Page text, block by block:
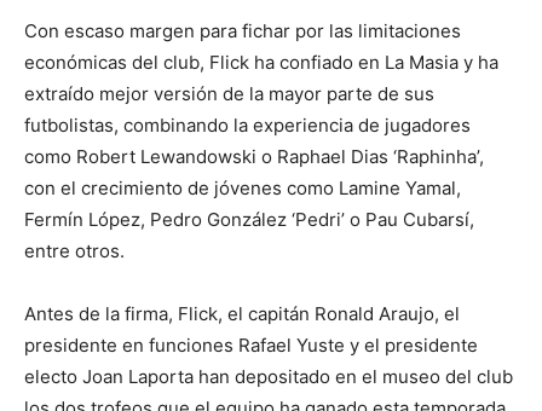
Con escaso margen para fichar por las limitaciones
económicas del club, Flick ha confiado en La Masia y ha
extraído mejor versión de la mayor parte de sus
futbolistas, combinando la experiencia de jugadores
como Robert Lewandowski o Raphael Dias ‘Raphinha’,
con el crecimiento de jóvenes como Lamine Yamal,
Fermín López, Pedro González ‘Pedri’ o Pau Cubarsí,
entre otros.
Antes de la firma, Flick, el capitán Ronald Araujo, el
presidente en funciones Rafael Yuste y el presidente
electo Joan Laporta han depositado en el museo del club